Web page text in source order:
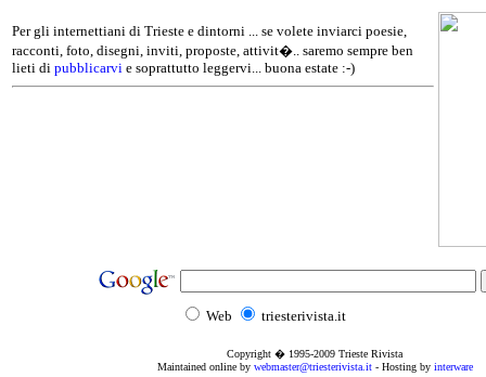
Per gli internettiani di Trieste e dintorni ... se volete inviarci poesie,
racconti, foto, disegni, inviti, proposte, attivit�.. saremo sempre ben
lieti di pubblicarvi e soprattutto leggervi... buona estate :-)
Web triesterivista.it
Copyright � 1995-2009 Trieste Rivista
Maintained online by webmaster@triesterivista.it- Hosting by interware